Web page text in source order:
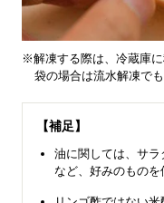
※解凍する際は、冷蔵庫
袋の場合は流水解凍でも
【補足】
油に関しては、サ
など、好みのものを